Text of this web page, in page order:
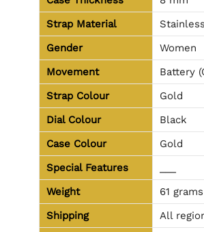
Strap Material
Gender
Women
Movement
Battery
Strap Colour
Gold
Dial Colour
Black
Case Colour
Gold
Special Features
Weight
61 grams
Shipping
All